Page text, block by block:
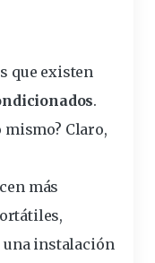
que existen
.
mismo? Claro,
más
,
una instalación